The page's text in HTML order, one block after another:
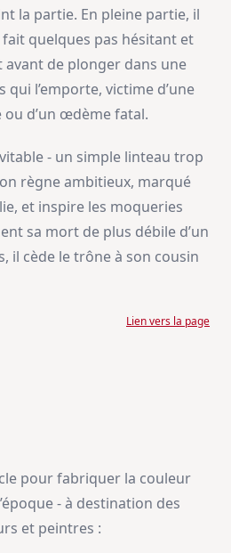
la partie. En pleine partie, il
quelques pas hésitant et
avant de plonger dans une
l’emporte, victime d’une
d’un œdème fatal.
- un simple linteau trop
règne ambitieux, marqué
et inspire les moqueries
sa mort de plus débile d’un
il cède le trône à son cousin
Lien vers la page
pour fabriquer la couleur
- à destination des
et peintres :